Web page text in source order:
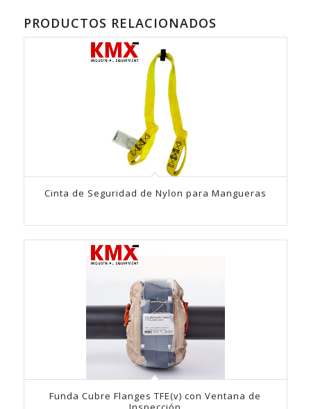
PRODUCTOS RELACIONADOS
Cinta de Seguridad de Nylon para Mangueras
Funda Cubre Flanges TFE(v) con Ventana de